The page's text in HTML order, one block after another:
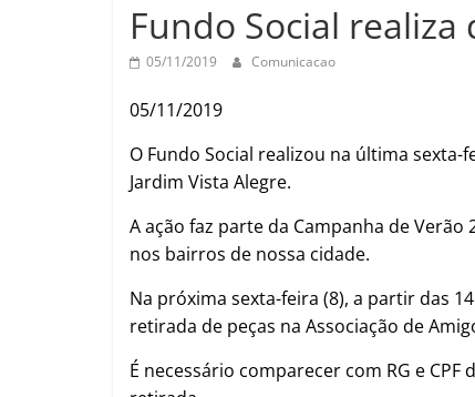
Fundo Social
05/11/2019 Comunicacao
05/11/2019
O Fundo Social realizou na última
Jardim Vista Alegre.
A ação faz parte da Campanha de
nos bairros de nossa cidade.
Na próxima sexta-feira (8), a partir das
retirada de peças na Associação de
É necessário comparecer com RG e